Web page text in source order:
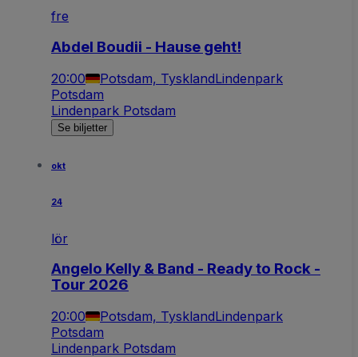
fre
Abdel Boudii - Hause geht!
20:00 Potsdam, TysklandLindenpark
Potsdam
Lindenpark Potsdam
Se biljetter
okt
24
lör
Angelo Kelly & Band - Ready to Rock -
Tour 2026
20:00 Potsdam, TysklandLindenpark
Potsdam
Lindenpark Potsdam